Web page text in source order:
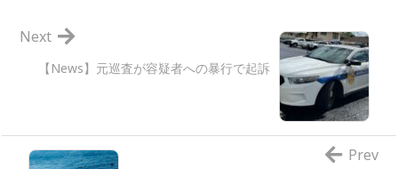
【News】元巡査が容疑者への暴行で起訴
Next
Prev